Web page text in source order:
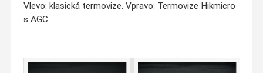
Vlevo: klasická termovize. Vpravo: Termovize Hikmicro
s AGC.